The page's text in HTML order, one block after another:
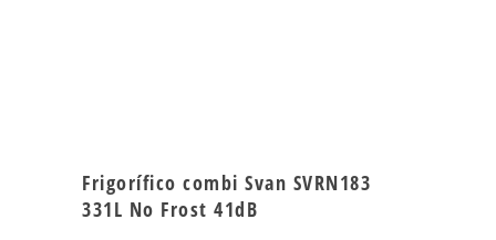
Frigorífico combi Svan SVRN183
331L No Frost 41dB